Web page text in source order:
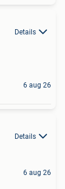
Details
6 aug 26
Details
6 aug 26